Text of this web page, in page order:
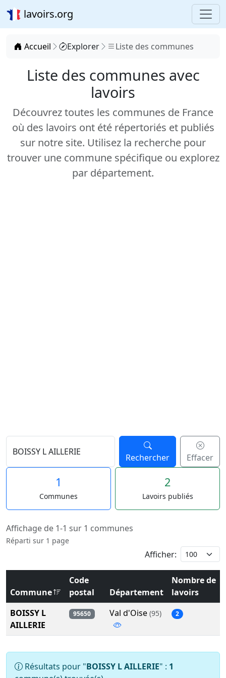
lavoirs.org
Accueil Explorer Liste des communes
Liste des communes avec
lavoirs
Découvrez toutes les communes de France
où des lavoirs ont été répertoriés et publiés
sur notre site. Utilisez la recherche pour
trouver une commune spécifique ou explorez
par département.
Rechercher Effacer
1
Communes
2
Lavoirs publiés
Affichage de 1-1 sur 1 communes
Réparti sur 1 page
Afficher:
Commune
Code
postal
Département
Nombre de
lavoirs
BOISSY L
AILLERIE
95650 Val d'Oise (95) 2
Résultats pour "BOISSY L AILLERIE" : 1